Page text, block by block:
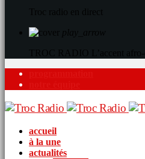
accueil
à la une
actualités